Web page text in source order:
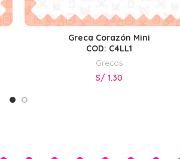
SELECCIONAR OPCIONES
Greca Corazón Mini
COD: C4LL1
Grecas
S/ 1.30